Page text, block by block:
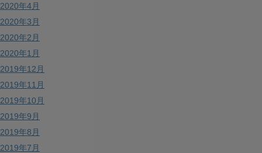
2020年4月
2020年3月
2020年2月
2020年1月
2019年12月
2019年11月
2019年10月
2019年9月
2019年8月
2019年7月